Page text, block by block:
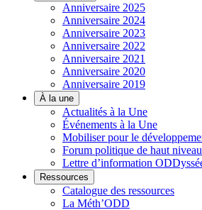
Anniversaire 2025
Anniversaire 2024
Anniversaire 2023
Anniversaire 2022
Anniversaire 2021
Anniversaire 2020
Anniversaire 2019
À la une
Actualités à la Une
Événements à la Une
Mobiliser pour le
Forum politique de haut niveau
Lettre d’information
Ressources
Catalogue des ressources
La Méth’ODD